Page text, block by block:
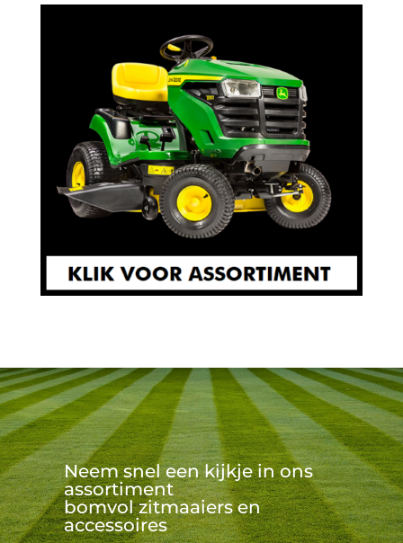
Neem snel een kijkje in ons
assortiment
bomvol zitmaaiers en
accessoires